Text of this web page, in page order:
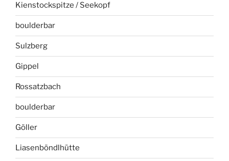
Kienstockspitze / Seekopf
boulderbar
Sulzberg
Gippel
Rossatzbach
boulderbar
Göller
Liasenböndlhütte